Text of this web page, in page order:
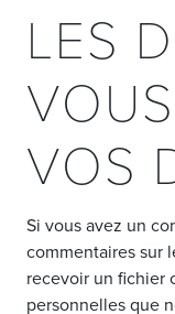
LES
VOS
Si vous avez un
commentaires sur
recevoir un fichier
personnelles que